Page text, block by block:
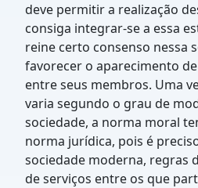
deve permitir a realização
consiga integrar-se a essa
reine certo consenso nessa
favorecer o aparecimento
entre seus membros. Uma
varia segundo o grau de
sociedade, a norma moral
norma jurídica, pois é
sociedade moderna, regras
de serviços entre os que